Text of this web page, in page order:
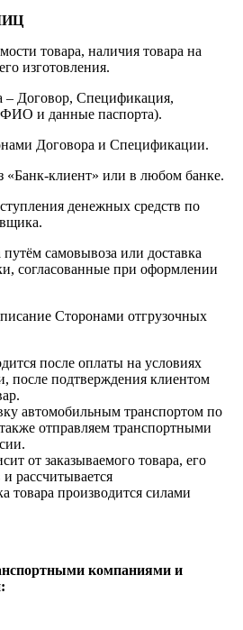
товара, наличия товара на
изготовления.
– Договор, Спецификация,
и данные паспорта).
Договора и Спецификации.
«Банк-клиент» или в любом банке.
денежных средств по
путём самовывоза или доставка
согласованные при оформлении
Сторонами отгрузочных
после оплаты на условиях
после подтверждения клиентом
автомобильным транспортом по
отправляем транспортными
от заказываемого товара, его
рассчитывается
товара производится силами
компаниями и